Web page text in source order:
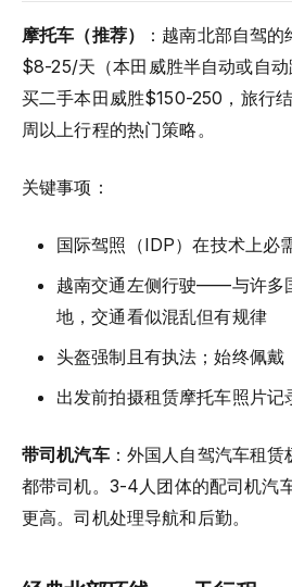
摩托车（推荐）
：越南北部自驾
$8-25/天（本田威胜半自动或自
买二手本田威胜$150-250，旅行
周以上行程的热门策略。
关键事项：
国际驾照（IDP）在技术上必
越南交通左侧行驶——与许
地，交通看似混乱但有规律
头盔强制且有执法；始终佩戴
出发前拍摄租赁摩托车照片记
带司机汽车：外国人自驾汽车租
都带司机。3-4人团体的配司机汽
更高。司机处理导航和后勤。